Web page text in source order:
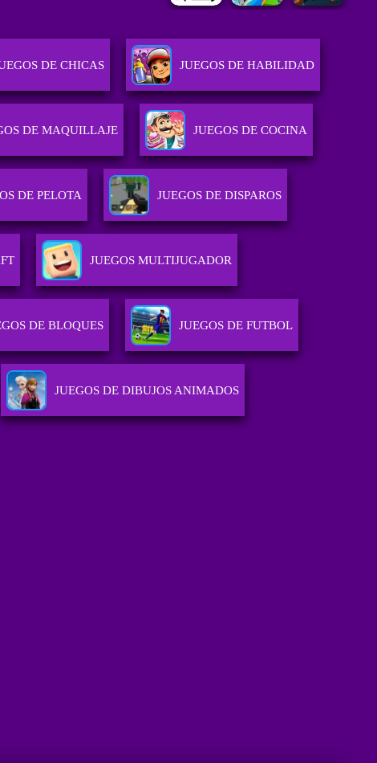
DE CHICAS JUEGOS DE HABILIDAD
DE MAQUILLAJE JUEGOS DE COCINA
DE PELOTA JUEGOS DE DISPAROS
JUEGOS MULTIJUGADOR
DE BLOQUES JUEGOS DE FUTBOL
JUEGOS DE DIBUJOS ANIMADOS